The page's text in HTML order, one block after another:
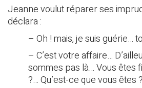
Jeanne voulut réparer ses
déclara :
– Oh ! mais, je suis guérie…
– C’est votre affaire…
sommes pas là… Vous êtes
?… Qu’est-ce que vous êtes ?